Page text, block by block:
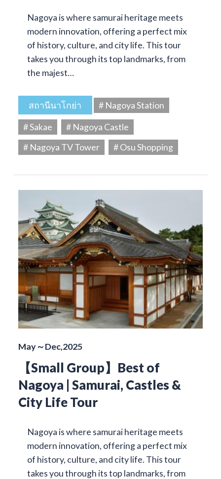
Nagoya is where samurai heritage meets
modern innovation, offering a perfect mix
of history, culture, and city life. This tour
takes you through its top landmarks, from
the majest…
สถานีนาโกย่า
# Nagoya Station
# Sakae
# Nagoya Castle
# Nagoya TV Tower
# Osu Shopping
May～Dec,2025
【Small Group】Best of
Nagoya | Samurai, Castles &
City Life Tour
Nagoya is where samurai heritage meets
modern innovation, offering a perfect mix
of history, culture, and city life. This tour
takes you through its top landmarks, from